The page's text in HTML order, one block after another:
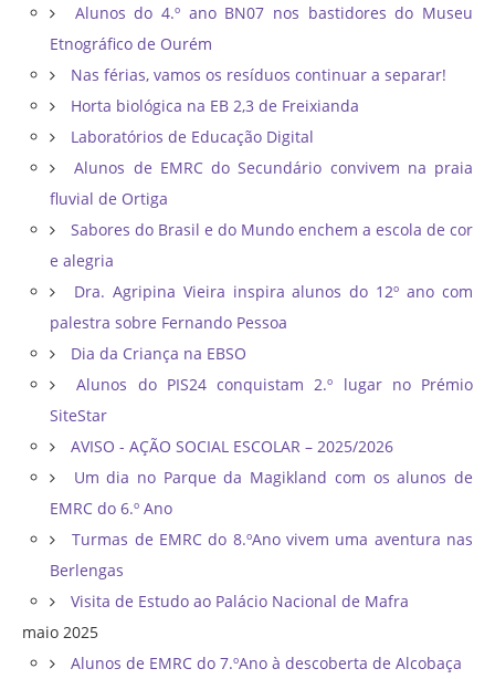
Alunos do 4.º ano BN07 nos bastidores do Museu
Etnográfico de Ourém
Nas férias, vamos os resíduos continuar a separar!
Horta biológica na EB 2,3 de Freixianda
Laboratórios de Educação Digital
Alunos de EMRC do Secundário convivem na praia
fluvial de Ortiga
Sabores do Brasil e do Mundo enchem a escola de cor
e alegria
Dra. Agripina Vieira inspira alunos do 12º ano com
palestra sobre Fernando Pessoa
Dia da Criança na EBSO
Alunos do PIS24 conquistam 2.º lugar no Prémio
SiteStar
AVISO - AÇÃO SOCIAL ESCOLAR – 2025/2026
Um dia no Parque da Magikland com os alunos de
EMRC do 6.º Ano
Turmas de EMRC do 8.ºAno vivem uma aventura nas
Berlengas
Visita de Estudo ao Palácio Nacional de Mafra
maio 2025
Alunos de EMRC do 7.ºAno à descoberta de Alcobaça